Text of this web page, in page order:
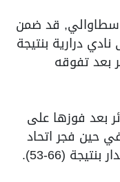
سطاوالي, قد ضمن
درارية بنتيجة
بعد تفوقه
بعد فوزها على
القبة بنتيجة (64-55), في حين فجر اتحاد
(66-53).